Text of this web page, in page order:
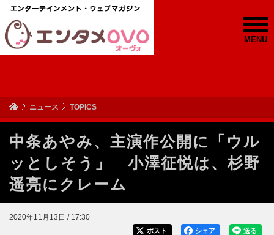
MENU
ニュース TOPICS
中条あやみ、主演作公開に「ウル
ッとしそう」 小澤征悦は、杉野
遥亮にクレーム
2020年11月13日 / 17:30
送る
シェア
ポスト